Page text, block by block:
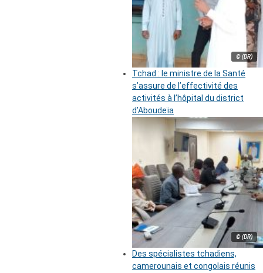
© (DR)
Tchad : le ministre de la Santé
s’assure de l’effectivité des
activités à l’hôpital du district
d’Aboudeïa
© (DR)
Des spécialistes tchadiens,
camerounais et congolais réunis